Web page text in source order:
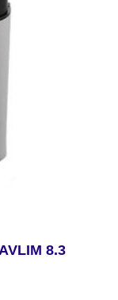
8.3